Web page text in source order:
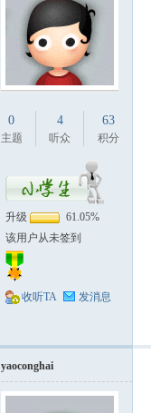
0
主题
4
听众
63
积分
升级
61.05%
该用户从未签到
收听TA 发消息
yaoconghai